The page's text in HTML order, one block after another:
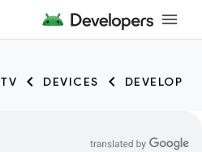
DEVELOP
DEVICES